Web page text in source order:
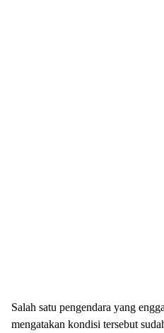
Salah satu pengendara yang
mengatakan kondisi tersebut